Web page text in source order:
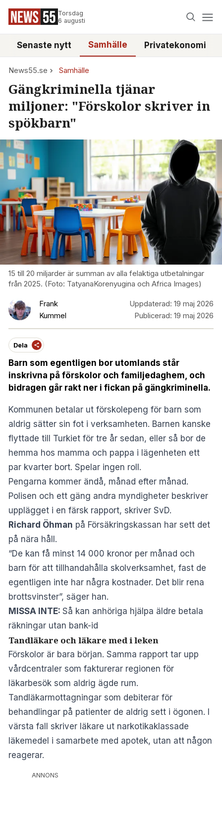
Torsdag
6 augusti
Senaste nytt Samhälle Privatekonomi
News55.se Samhälle
Gängkriminella tjänar
miljoner: "Förskolor skriver in
spökbarn"
15 till 20 miljarder är summan av alla felaktiga utbetalningar
från 2025. (Foto: TatyanaKorenyugina och Africa Images)
Frank
Kummel
Uppdaterad: 19 maj 2026
Publicerad: 19 maj 2026
Dela
Barn som egentligen bor utomlands står
inskrivna på förskolor och familjedaghem, och
bidragen går rakt ner i fickan på gängkriminella.
Kommunen betalar ut förskolepeng för barn som
aldrig sätter sin fot i verksamheten. Barnen kanske
flyttade till Turkiet för tre år sedan, eller så bor de
hemma hos mamma och pappa i lägenheten ett
par kvarter bort. Spelar ingen roll.
Pengarna kommer ändå, månad efter månad.
Polisen och ett gäng andra myndigheter beskriver
upplägget i en färsk rapport, skriver SvD.
Richard Öhman på Försäkringskassan har sett det
på nära håll.
“De kan få minst 14 000 kronor per månad och
barn för att tillhandahålla skolverksamhet, fast de
egentligen inte har några kostnader. Det blir rena
brottsvinster”, säger han.
MISSA INTE: Så kan anhöriga hjälpa äldre betala
räkningar utan bank-id
Tandläkare och läkare med i leken
Förskolor är bara början. Samma rapport tar upp
vårdcentraler som fakturerar regionen för
läkarbesök som aldrig ägde rum.
Tandläkarmottagningar som debiterar för
behandlingar på patienter de aldrig sett i ögonen. I
värsta fall skriver läkare ut narkotikaklassade
läkemedel i samarbete med apotek, utan att någon
reagerar.
ANNONS